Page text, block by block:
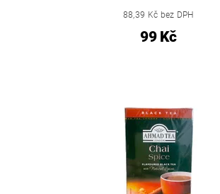
88,39 Kč bez DPH
99 Kč